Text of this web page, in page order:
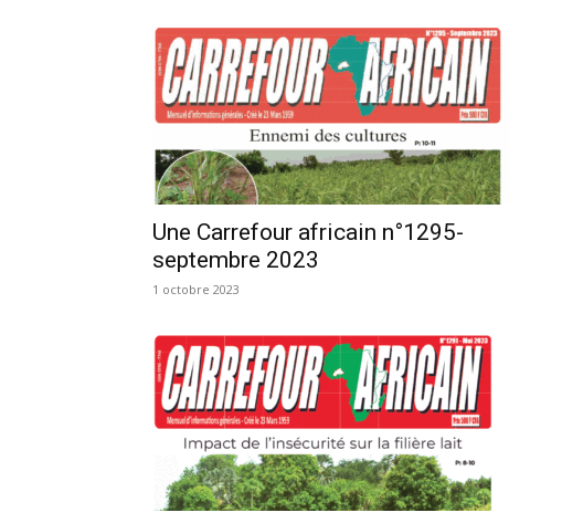
Une Carrefour africain n°1295-
septembre 2023
1 octobre 2023